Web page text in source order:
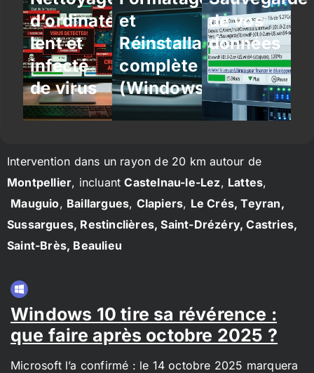
d’ordinateur
lent et
infecté
de virus
et
Réinstallation
complète
(Windows/Linux)
de vos
données
Intervention dans un rayon de 20 km autour de
Montpellier, incluantCastelnau-le-Lez, Lattes,
Mauguio, Baillargues, Clapiers, Le Crés, Teyran,
Sussargues, Restinclières, Saint-Drézéry, Castries,
Saint-Brès, Beaulieu
Windows 10 tire sa révérence :
que faire après octobre 2025 ?
Microsoft l’a confirmé : le 14 octobre 2025 marquera